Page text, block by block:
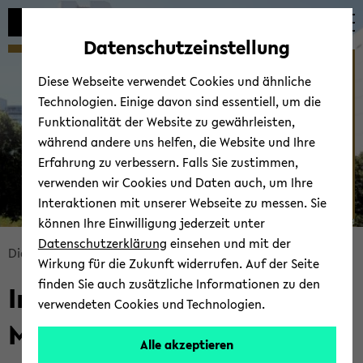
Automatische
vermeiden
skip
main
skip
main
skip
footer
skip
breadcrumb
navigation
to
main
Di­dak­tik der Ma­the­ma­tik Start­sei­te
Institut für Didaktik der
Mathematik
© Uni­ver­si­tät Bie­le­feld
In­sti­tut für Di­dak­tik der
Ma­the­ma­tik
Datenschutzeinstellung
Diese Webseite verwendet Cookies und ähnliche
Technologien. Einige davon sind essentiell, um die
Funktionalität der Website zu gewährleisten,
während andere uns helfen, die Website und Ihre
Erfahrung zu verbessern. Falls Sie zustimmen,
verwenden wir Cookies und Daten auch, um Ihre
Interaktionen mit unserer Webseite zu messen. Sie
können Ihre Einwilligung jederzeit unter
Datenschutzerklärung einsehen und mit der
Wirkung für die Zukunft widerrufen. Auf der Seite
finden Sie auch zusätzliche Informationen zu den
verwendeten Cookies und Technologien.
Alle akzeptieren